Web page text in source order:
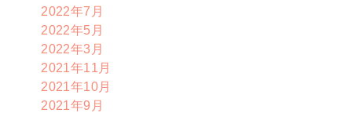
2022年7月
2022年5月
2022年3月
2021年11月
2021年10月
2021年9月